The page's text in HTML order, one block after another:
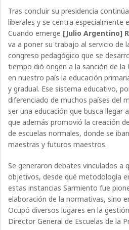
Tras concluir su presidencia
liberales y se centra especialmente
Cuando emerge [Julio Argentino]
va a poner su trabajo al servicio de
congreso pedagógico que se
tiempo dió origen a la sanción de la
en nuestro país la educación
y gradual. Ese sistema educativo,
diferenciado de muchos países del
ser una educación que busca llegar
que además promovió la creación
de escuelas normales, donde se
maestras y futuros maestros.
Se generaron debates vinculados a
objetivos, desde qué metodología
estas instancias Sarmiento fue
elaboración de la normativas, sino
Ocupó diversos lugares en la
Director General de Escuelas de la